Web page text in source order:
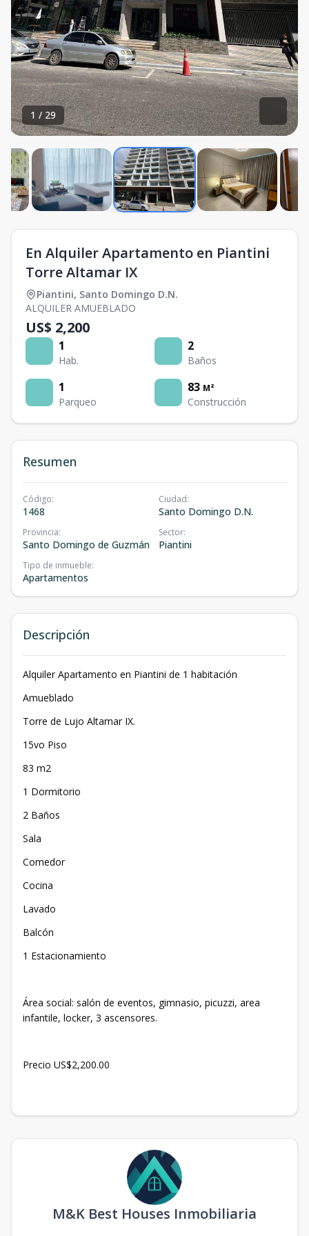
1 / 29
En Alquiler Apartamento en Piantini
Torre Altamar IX
Piantini, Santo Domingo D.N.
ALQUILER AMUEBLADO
US$ 2,200
1
Hab.
2
Baños
1
Parqueo
83 M²
Construcción
Resumen
Código:
1468
Ciudad:
Santo Domingo D.N.
Provincia:
Santo Domingo de Guzmán
Sector:
Piantini
Tipo de inmueble:
Apartamentos
Descripción
Alquiler Apartamento en Piantini de 1 habitación
Amueblado
Torre de Lujo Altamar IX.
15vo Piso
83 m2
1 Dormitorio
2 Baños
Sala
Comedor
Cocina
Lavado
Balcón
1 Estacionamiento
Área social: salón de eventos, gimnasio, picuzzi, area
infantile, locker, 3 ascensores.
Precio US$2,200.00
M&K Best Houses Inmobiliaria